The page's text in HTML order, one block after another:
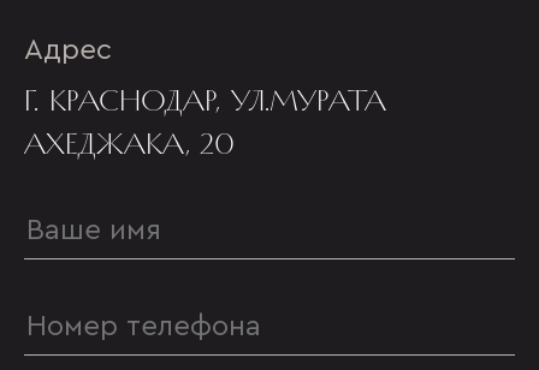
Адрес
Г. КРАСНОДАР, УЛ.МУРАТА
АХЕДЖАКА, 20